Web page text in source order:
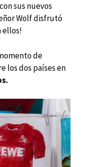
sus nuevos
Wolf disfrutó
ellos!
de
los dos países en